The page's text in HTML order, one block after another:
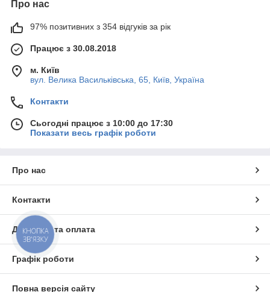
Про нас
97% позитивних з 354 відгуків за рік
Працює з 30.08.2018
м. Київ
вул. Велика Васильківська, 65, Київ, Україна
Контакти
Сьогодні працює з 10:00 до 17:30
Показати весь графік роботи
Про нас
Контакти
Доставка та оплата
Графік роботи
Повна версія сайту
КНОПКА
ЗВ'ЯЗКУ